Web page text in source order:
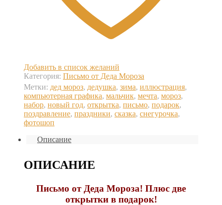
Добавить в список желаний
Категория: Письмо от Деда Мороза
Метки: дед мороз, дедушка, зима, иллюстрация,
компьютерная графика, мальчик, мечта, мороз,
набор, новый год, открытка, письмо, подарок,
поздравление, праздники, сказка, снегурочка,
фотошоп
Описание
ОПИСАНИЕ
Письмо от Деда Мороза! Плюс две
открытки в подарок!